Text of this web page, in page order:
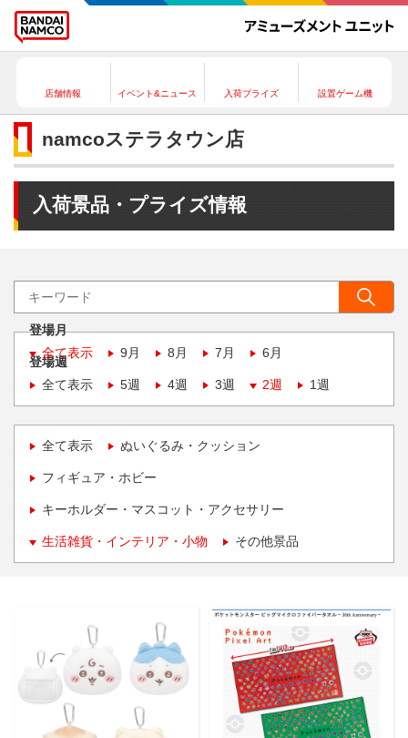
店舗情報 イベント&ニュース 入荷プライズ 設置ゲーム機
namcoステラタウン店
入荷景品・プライズ情報
登場月
全て表示
9月 8月 7月 6月
登場週
全て表示
5週 4週 3週 2週 1週
全て表示 ぬいぐるみ・クッション
フィギュア・ホビー
キーホルダー・マスコット・アクセサリー
生活雑貨・インテリア・小物 その他景品